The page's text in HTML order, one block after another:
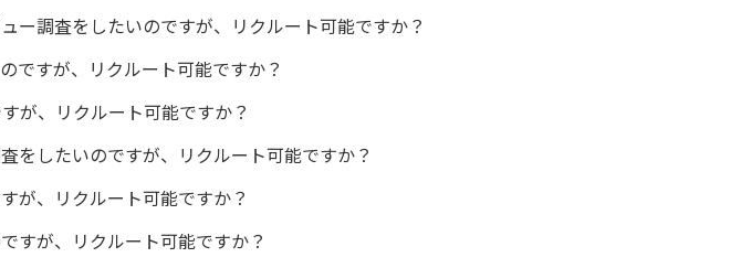
ー調査をしたいのですが、リクルート可能ですか？
ですが、リクルート可能ですか？
が、リクルート可能ですか？
をしたいのですが、リクルート可能ですか？
が、リクルート可能ですか？
すが、リクルート可能ですか？